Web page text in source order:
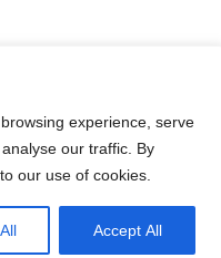
experience, serve
our traffic. By
our use of cookies.
Accept All